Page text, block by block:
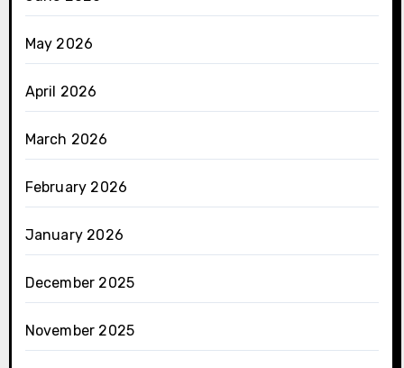
May 2026
April 2026
March 2026
February 2026
January 2026
December 2025
November 2025